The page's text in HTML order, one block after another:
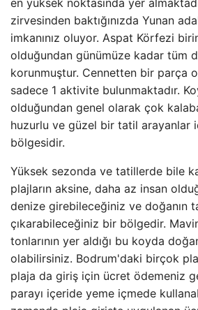
en yüksek noktasında yer
zirvesinden baktığınızda Yunan
imkanınız oluyor. Aspat Körfezi
olduğundan günümüze kadar tüm
korunmuştur. Cennetten bir parça
sadece 1 aktivite bulunmaktadır.
olduğundan genel olarak çok
huzurlu ve güzel bir tatil arayanlar
bölgesidir.
Yüksek sezonda ve tatillerde bile
plajların aksine, daha az insan
denize girebileceğiniz ve doğanın
çıkarabileceğiniz bir bölgedir.
tonlarının yer aldığı bu koyda
olabilirsiniz. Bodrum'daki birçok
plaja da giriş için ücret ödemeniz
parayı içeride yeme içmede